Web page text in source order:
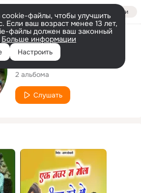
Войти
файлы, чтобы улучшить
Если ваш возраст менее 13 лет,
файлы должен ваш законный
Больше информации
Настроить
Исполнитель
Arun Sonwani
2 альбома
Слушать